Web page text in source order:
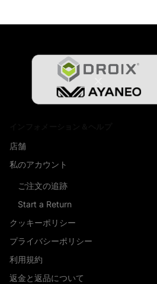
店舗
私のアカウント
ご注文の追跡
Start a Return
クッキーポリシー
プライバシーポリシー
利用規約
返金と返品について